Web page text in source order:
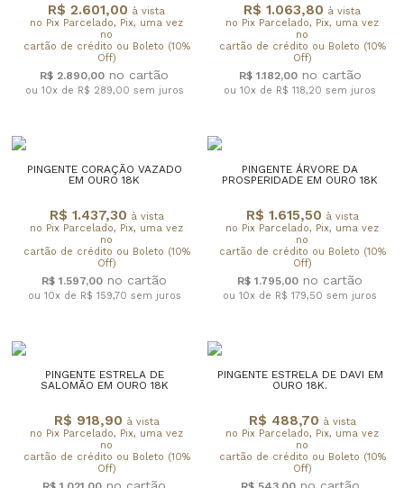
R$ 2.601,00 à vista
no Pix Parcelado, Pix, uma vez
no
cartão de crédito ou Boleto (10%
Off)
R$ 2.890,00
ou 10x de R$ 289,00 sem juros
R$ 1.063,80 à vista
no Pix Parcelado, Pix, uma vez
no
cartão de crédito ou Boleto (10%
Off)
R$ 1.182,00
ou 10x de R$ 118,20 sem juros
PINGENTE CORAÇÃO VAZADO
EM OURO 18K
R$ 1.437,30 à vista
no Pix Parcelado, Pix, uma vez
no
cartão de crédito ou Boleto (10%
Off)
R$ 1.597,00
ou 10x de R$ 159,70 sem juros
PINGENTE ÁRVORE DA
PROSPERIDADE EM OURO 18K
R$ 1.615,50 à vista
no Pix Parcelado, Pix, uma vez
no
cartão de crédito ou Boleto (10%
Off)
R$ 1.795,00
ou 10x de R$ 179,50 sem juros
PINGENTE ESTRELA DE
SALOMÃO EM OURO 18K
R$ 918,90 à vista
no Pix Parcelado, Pix, uma vez
no
cartão de crédito ou Boleto (10%
Off)
PINGENTE ESTRELA DE DAVI EM
OURO 18K.
R$ 488,70 à vista
no Pix Parcelado, Pix, uma vez
no
cartão de crédito ou Boleto (10%
Off)